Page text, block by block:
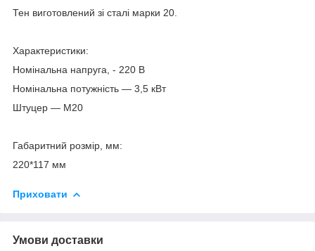
Тен виготовлений зі сталі марки 20.
Характеристики:
Номінальна напруга, - 220 В
Номінальна потужність — 3,5 кВт
Штуцер — М20
Габаритний розмір, мм:
220*117 мм
Приховати
Умови доставки